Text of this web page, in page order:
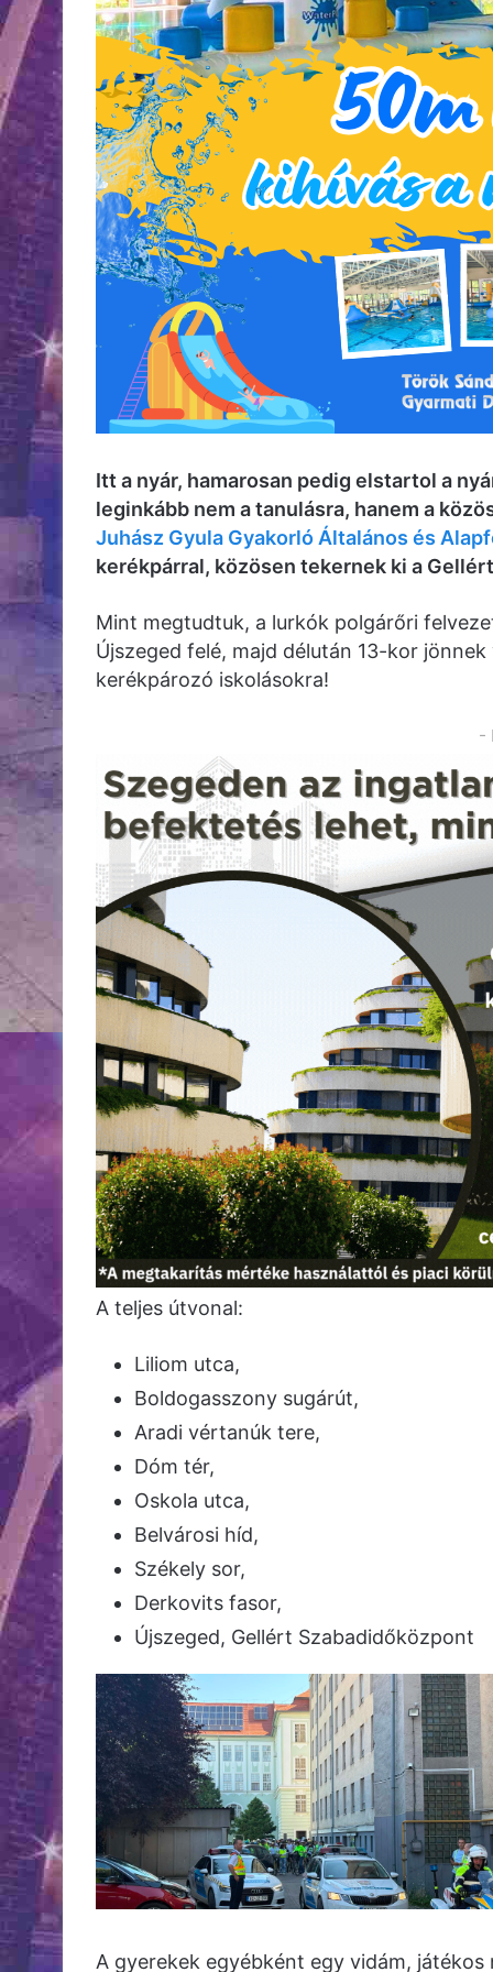
Itt a nyár, hamarosan pedig elstartol a
leginkább nem a tanulásra, hanem a
Juhász Gyula Gyakorló Általános és
kerékpárral, közösen tekernek ki a
Mint megtudtuk, a lurkók polgárőri
Újszeged felé, majd délután 13-kor
kerékpározó iskolásokra!
-
A teljes útvonal:
Liliom utca,
Boldogasszony sugárút,
Aradi vértanúk tere,
Dóm tér,
Oskola utca,
Belvárosi híd,
Székely sor,
Derkovits fasor,
Újszeged, Gellért Szabadidőközpont
A gyerekek egyébként egy vidám,